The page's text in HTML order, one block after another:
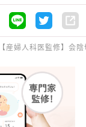
【産婦人科医監修】会